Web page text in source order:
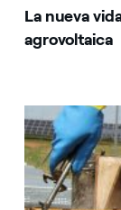
La nueva
agrovoltaica